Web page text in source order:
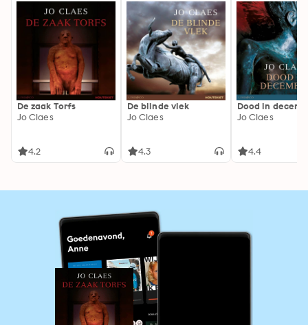
De zaak Torfs
Jo Claes
4.2
De blinde vlek
Jo Claes
4.3
Dood in
Jo Claes
4.4